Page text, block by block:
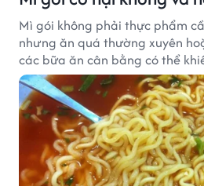
Mì gói không phải thực phẩm
nhưng ăn quá thường xuyên
các bữa ăn cân bằng có thể
mất cân đối.